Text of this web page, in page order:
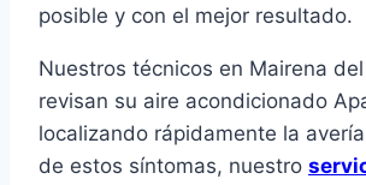
posible y con el mejor resultado.
Nuestros técnicos en Mairena
revisan su aire acondicionado
localizando rápidamente la
de estos síntomas, nuestro